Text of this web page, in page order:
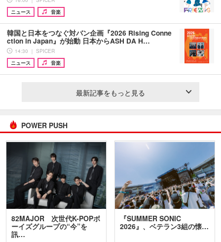
ニュース
音楽
韓国と日本をつなぐ対バン企画『2026 Rising Conne
ction in Japan』が始動 日本からASH DA H…
14:30 ｜ SPICER
ニュース
音楽
最新記事をもっと見る
POWER PUSH
82MAJOR 次世代K-POPボ
ーイズグループの“今”を
訊…
『SUMMER SONIC
2026』、ベテラン3組の懐…